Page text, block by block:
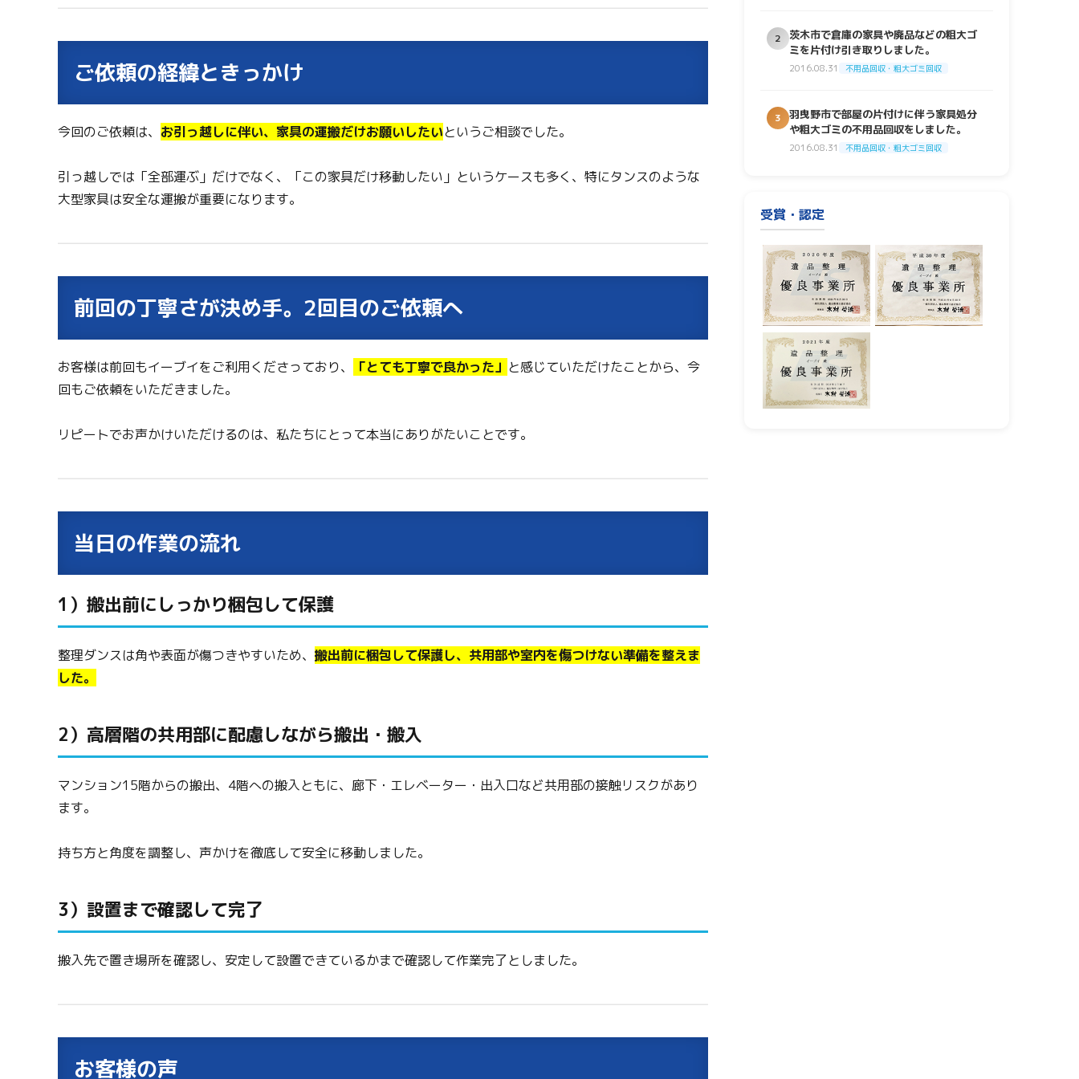
ご依頼の経緯ときっかけ
今回のご依頼は、 お引っ越しに伴い、家具の運搬だけお願いしたいというご相談でした。
引っ越しでは「全部運ぶ」だけでなく、「この家具だけ移動したい」というケースも多く、特にタンスのような
大型家具は安全な運搬が重要になります。
前回の丁寧さが決め手。2回目のご依頼へ
お客様は前回もイーブイをご利用くださっており、 「とても丁寧で良かった」 と感じていただけたことから、今
回もご依頼をいただきました。
リピートでお声かけいただけるのは、私たちにとって本当にありがたいことです。
当日の作業の流れ
1）搬出前にしっかり梱包して保護
整理ダンスは角や表面が傷つきやすいため、 搬出前に梱包して保護し、共用部や室内を傷つけない準備を整えま
した。
2）高層階の共用部に配慮しながら搬出・搬入
マンション15階からの搬出、4階への搬入ともに、廊下・エレベーター・出入口など共用部の接触リスクがあり
ます。
持ち方と角度を調整し、声かけを徹底して安全に移動しました。
3）設置まで確認して完了
搬入先で置き場所を確認し、安定して設置できているかまで確認して作業完了としました。
お客様の声
2
茨木市で倉庫の家具や廃品などの粗大ゴ
ミを片付け引き取りしました。
2016.08.31 不用品回収・粗大ゴミ回収
3
羽曳野市で部屋の片付けに伴う家具処分
や粗大ゴミの不用品回収をしました。
2016.08.31 不用品回収・粗大ゴミ回収
受賞・認定